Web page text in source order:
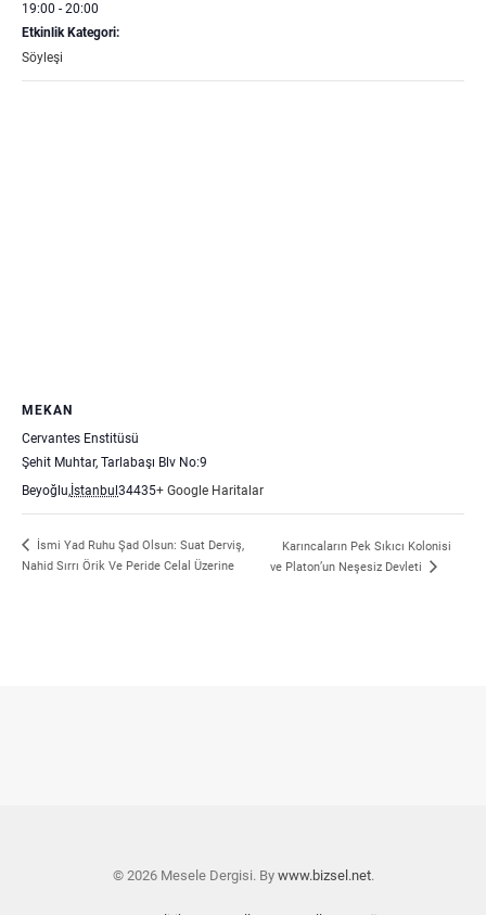
19:00 - 20:00
Etkinlik Kategori:
Söyleşi
MEKAN
Cervantes Enstitüsü
Şehit Muhtar, Tarlabaşı Blv No:9
Beyoğlu, İstanbul 34435+ Google Haritalar
İsmi Yad Ruhu Şad Olsun: Suat Derviş,
Nahid Sırrı Örik Ve Peride Celal Üzerine
Karıncaların Pek Sıkıcı Kolonisi
ve Platon’un Neşesiz Devleti
© 2026 Mesele Dergisi. By www.bizsel.net.